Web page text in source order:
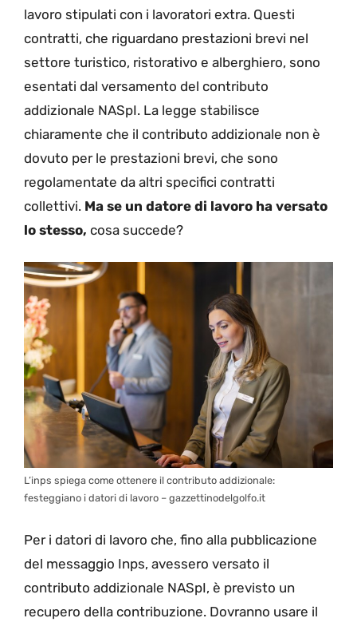
lavoro stipulati con i lavoratori extra. Questi
contratti, che riguardano prestazioni brevi nel
settore turistico, ristorativo e alberghiero, sono
esentati dal versamento del contributo
addizionale NASpI. La legge stabilisce
chiaramente che il contributo addizionale non è
dovuto per le prestazioni brevi, che sono
regolamentate da altri specifici contratti
collettivi. Ma se un datore di lavoro ha versato
lo stesso, cosa succede?
L’inps spiega come ottenere il contributo addizionale:
festeggiano i datori di lavoro – gazzettinodelgolfo.it
Per i datori di lavoro che, fino alla pubblicazione
del messaggio Inps, avessero versato il
contributo addizionale NASpI, è previsto un
recupero della contribuzione. Dovranno usare il